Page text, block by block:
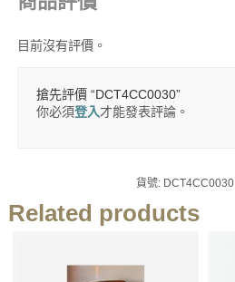
目前沒有評價。
搶先評價 “DCT4CC0030”
你必須登入才能發表評論。
貨號: DCT4CC0030
Related products